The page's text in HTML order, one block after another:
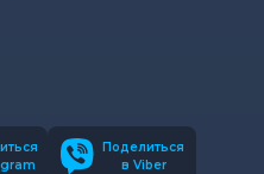
Поделиться
в Viber